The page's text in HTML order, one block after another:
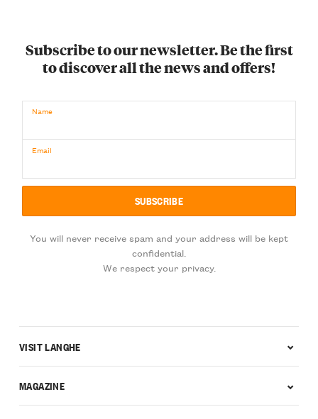
Subscribe to our newsletter. Be the first
to discover all the news and offers!
Name
Email
You will never receive spam and your address will be kept
confidential.
We respect your privacy.
VISIT LANGHE
MAGAZINE